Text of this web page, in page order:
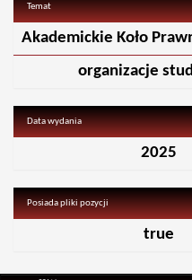
Temat
Akademickie Koło
organizacje
Data wydania
2025
Posiada pliki pozycji
true